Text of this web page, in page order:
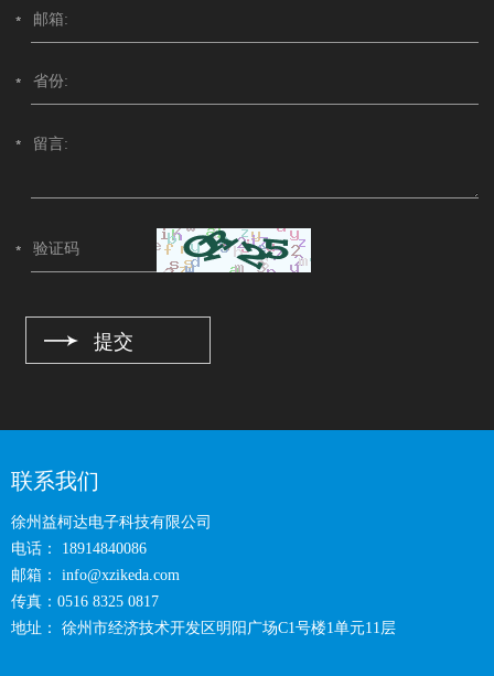
联系我们
徐州益柯达电子科技有限公司
电话： 18914840086
邮箱：
info@xzikeda.com
传真：0516 8325 0817
地址： 徐州市经济技术开发区明阳广场C1号楼1单元11层